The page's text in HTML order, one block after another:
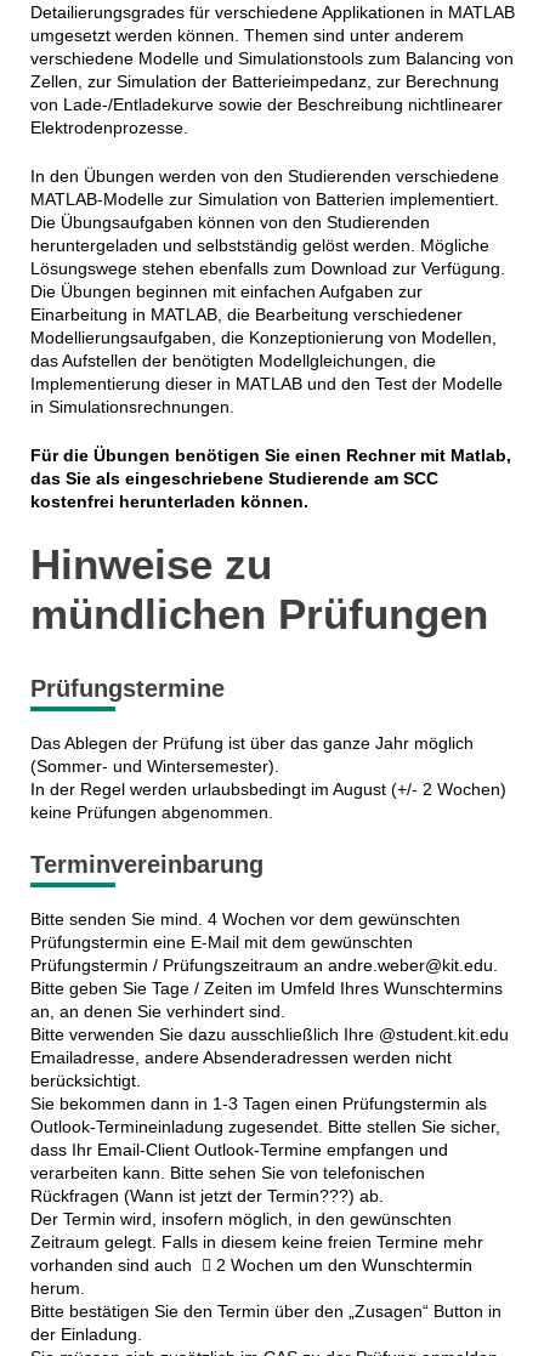
Detailierungsgrades für verschiedene Applikationen in MATLAB
umgesetzt werden können. Themen sind unter anderem
verschiedene Modelle und Simulationstools zum Balancing von
Zellen, zur Simulation der Batterieimpedanz, zur Berechnung
von Lade-/Entladekurve sowie der Beschreibung nichtlinearer
Elektrodenprozesse.
In den Übungen werden von den Studierenden verschiedene
MATLAB-Modelle zur Simulation von Batterien implementiert.
Die Übungsaufgaben können von den Studierenden
heruntergeladen und selbstständig gelöst werden. Mögliche
Lösungswege stehen ebenfalls zum Download zur Verfügung.
Die Übungen beginnen mit einfachen Aufgaben zur
Einarbeitung in MATLAB, die Bearbeitung verschiedener
Modellierungsaufgaben, die Konzeptionierung von Modellen,
das Aufstellen der benötigten Modellgleichungen, die
Implementierung dieser in MATLAB und den Test der Modelle
in Simulationsrechnungen.
Für die Übungen benötigen Sie einen Rechner mit Matlab,
das Sie als eingeschriebene Studierende am SCC
kostenfrei herunterladen können.
Hinweise zu
mündlichen Prüfungen
Prüfungstermine
Das Ablegen der Prüfung ist über das ganze Jahr möglich
(Sommer- und Wintersemester).
In der Regel werden urlaubsbedingt im August (+/- 2 Wochen)
keine Prüfungen abgenommen.
Terminvereinbarung
Bitte senden Sie mind. 4 Wochen vor dem gewünschten
Prüfungstermin eine E-Mail mit dem gewünschten
Prüfungstermin / Prüfungszeitraum an andre.weber@kit.edu.
Bitte geben Sie Tage / Zeiten im Umfeld Ihres Wunschtermins
an, an denen Sie verhindert sind.
Bitte verwenden Sie dazu ausschließlich Ihre @student.kit.edu
Emailadresse, andere Absenderadressen werden nicht
berücksichtigt.
Sie bekommen dann in 1-3 Tagen einen Prüfungstermin als
Outlook-Termineinladung zugesendet. Bitte stellen Sie sicher,
dass Ihr Email-Client Outlook-Termine empfangen und
verarbeiten kann. Bitte sehen Sie von telefonischen
Rückfragen (Wann ist jetzt der Termin???) ab.
Der Termin wird, insofern möglich, in den gewünschten
Zeitraum gelegt. Falls in diesem keine freien Termine mehr
vorhanden sind auch  2 Wochen um den Wunschtermin
herum.
Bitte bestätigen Sie den Termin über den „Zusagen“ Button in
der Einladung.